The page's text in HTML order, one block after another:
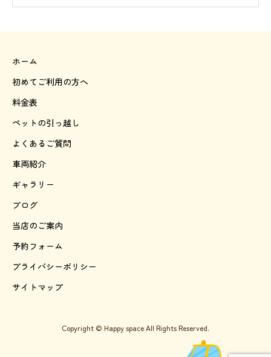
ホーム
初めてご利用の方へ
料金表
ペットの引っ越し
よくあるご質問
車両紹介
ギャラリー
ブログ
当店のご案内
予約フォーム
プライバシーポリシー
サイトマップ
Copyright © Happy space All Rights Reserved.